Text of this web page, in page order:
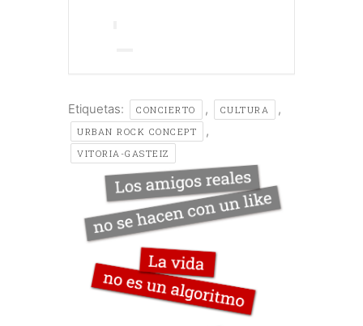
Etiquetas: CONCIERTO , CULTURA ,
URBAN ROCK CONCEPT ,
VITORIA-GASTEIZ